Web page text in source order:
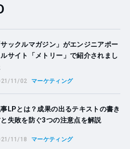
サックルマガジン」がエンジニアポー
サイト「メトリー」で紹介されまし
11/02 マーケティング
LPとは？成果の出るテキストの書き
失敗を防ぐ3つの注意点を解説
11/18 マーケティング